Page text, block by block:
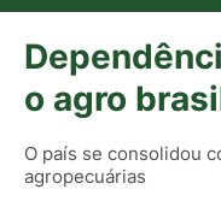
o agro
O país se consolidou
agropecuárias